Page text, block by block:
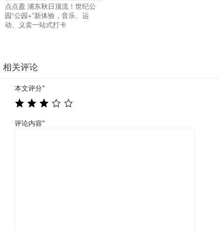
点点盈 浦东秋日顶流！世纪公
园“公园+”新体验，音乐、运
动、义卖一站式打卡
相关评论
本文评分*
评论内容*